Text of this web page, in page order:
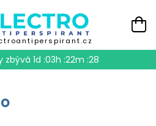
zbývá 1d :03h :22m :27